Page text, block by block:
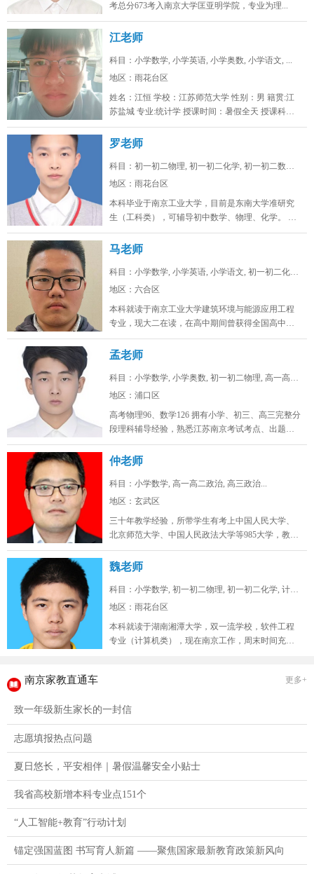
考总分673考入南京大学匡亚明学院，专业为理...
江老师
科目：小学数学, 小学英语, 小学奥数, 小学语文, ...
地区：雨花台区
姓名：江恒 学校：江苏师范大学 性别：男 籍贯:江
苏盐城 专业:统计学 授课时间：暑假全天 授课科
目：小学初...
罗老师
科目：初一初二物理, 初一初二化学, 初一初二数学, ...
地区：雨花台区
本科毕业于南京工业大学，目前是东南大学准研究
生（工科类），可辅导初中数学、物理、化学。 可
线上/线下，南京雨花台、浦口...
马老师
科目：小学数学, 小学英语, 小学语文, 初一初二化学...
地区：六合区
本科就读于南京工业大学建筑环境与能源应用工程
专业，现大二在读，在高中期间曾获得全国高中生
英语能力测评大赛省一，全国化学奥...
孟老师
科目：小学数学, 小学奥数, 初一初二物理, 高一高二...
地区：浦口区
高考物理96、数学126 拥有小学、初三、高三完整分
段理科辅导经验，熟悉江苏南京考试考点、出题思
路，擅长补差提分、五升...
仲老师
科目：小学数学, 高一高二政治, 高三政治...
地区：玄武区
三十年教学经验，所带学生有考上中国人民大学、
北京师范大学、中国人民政法大学等985大学，教学
态度认真，品德高尚。...
魏老师
科目：小学数学, 初一初二物理, 初一初二化学, 计算...
地区：雨花台区
本科就读于湖南湘潭大学，双一流学校，软件工程
专业（计算机类），现在南京工作，周末时间充
南京家教直通车 更多+
致一年级新生家长的一封信
志愿填报热点问题
夏日悠长，平安相伴｜暑假温馨安全小贴士
我省高校新增本科专业点151个
“人工智能+教育”行动计划
锚定强国蓝图 书写育人新篇 ——聚焦国家最新教育政策新风向